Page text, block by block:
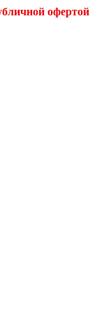
офертой